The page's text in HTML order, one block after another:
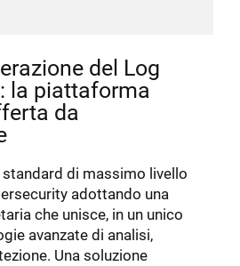
del Log
la piattaforma
da
di massimo livello
adottando una
che unisce, in un unico
avanzate di analisi,
Una soluzione